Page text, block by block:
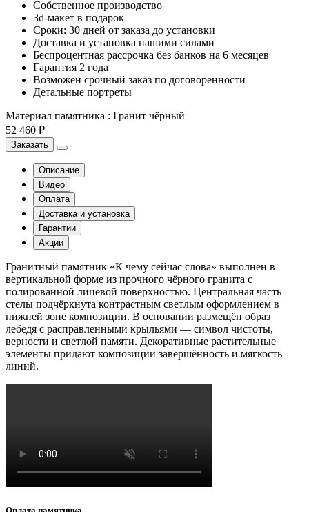
Собственное производство
3d-макет в подарок
Сроки: 30 дней от заказа до установки
Доставка и установка нашими силами
Беспроцентная рассрочка без банков на 6 месяцев
Гарантия 2 года
Возможен срочный заказ по договоренности
Детальные портреты
Материал памятника : Гранит чёрный
52 460 ₽
Заказать
Описание
Видео
Оплата
Доставка и установка
Гарантии
Акции
Гранитный памятник «К чему сейчас слова» выполнен в
вертикальной форме из прочного чёрного гранита с
полированной лицевой поверхностью. Центральная часть
стелы подчёркнута контрастным светлым оформлением в
нижней зоне композиции. В основании размещён образ
лебедя с расправленными крыльями — символ чистоты,
верности и светлой памяти. Декоративные растительные
элементы придают композиции завершённость и мягкость
линий.